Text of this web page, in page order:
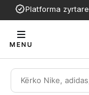
Platforma
MENU